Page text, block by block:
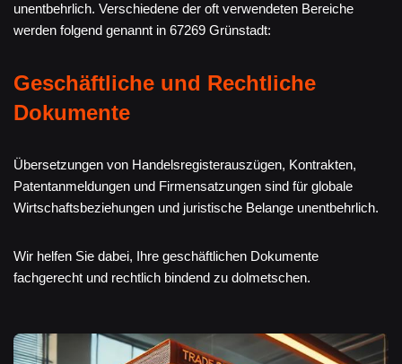
unentbehrlich. Verschiedene der oft verwendeten Bereiche
werden folgend genannt in 67269 Grünstadt:
Geschäftliche und Rechtliche
Dokumente
Übersetzungen von Handelsregisterauszügen, Kontrakten,
Patentanmeldungen und Firmensatzungen sind für globale
Wirtschaftsbeziehungen und juristische Belange unentbehrlich.
Wir helfen Sie dabei, Ihre geschäftlichen Dokumente
fachgerecht und rechtlich bindend zu dolmetschen.